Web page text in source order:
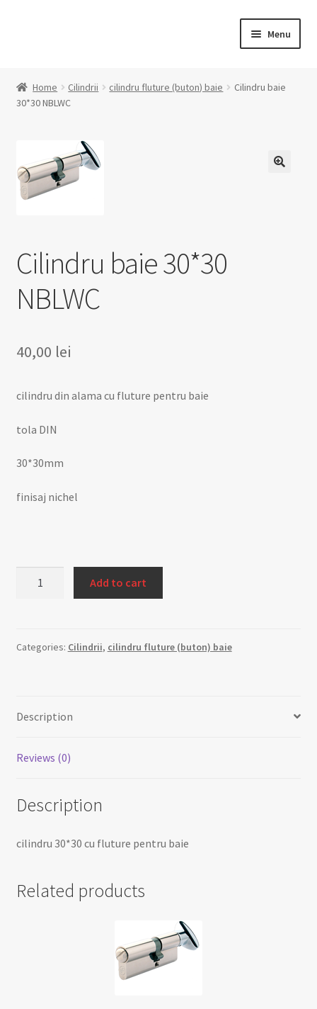
Menu
Cart
Homepage
PRODUSE
SHOP
Home Cilindrii cilindru fluture (buton) baie
Cilindru baie
30*30 NBLWC
Cilindru baie 30*30
NBLWC
40,00 lei
cilindru din alama cu fluture pentru baie
tola DIN
30*30mm
finisaj nichel
quantity
Add to cart
Categories: Cilindrii, cilindru fluture (buton) baie
Description
Reviews (0)
Description
cilindru 30*30 cu fluture pentru baie
Related products